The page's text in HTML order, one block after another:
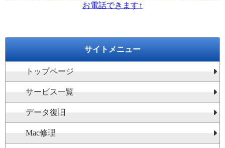
お電話できます↑
サイトメニュー
トップページ
サービス一覧
データ復旧
Mac修理